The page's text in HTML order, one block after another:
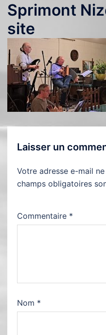
Sprimont
site
Laisser un
Votre adresse e-mail
champs obligatoires
Commentaire *
Nom *